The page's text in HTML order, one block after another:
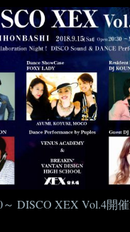
～ DISCO XEX Vol.4開